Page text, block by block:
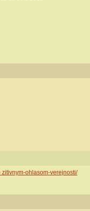
zitivnym-ohlasom-verejnosti/